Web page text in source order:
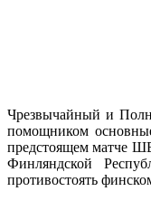
Чрезвычайный и
помощником
предстоящем матче
Финляндской
противостоять